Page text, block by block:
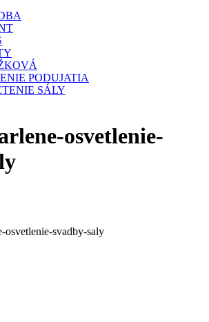
PODUJATIA
SÁLY
osvetlenie-
osvetlenie-svadby-saly